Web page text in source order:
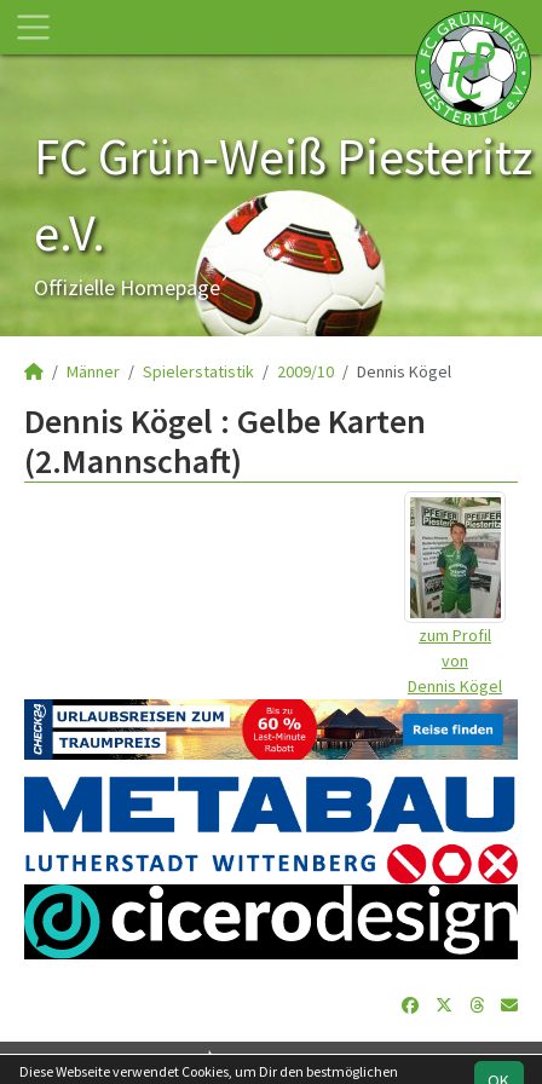
FC Grün-Weiß Piesteritz
e.V.
Offizielle Homepage
Männer Spielerstatistik 2009/10 Dennis Kögel
Dennis Kögel : Gelbe Karten
(2.Mannschaft)
zum Profil
von
Dennis Kögel
soccero.de
Diese Webseite verwendet Cookies, um Dir den bestmöglichen